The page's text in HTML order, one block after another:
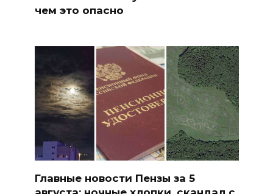
чем это опасно
Главные новости Пензы за 5